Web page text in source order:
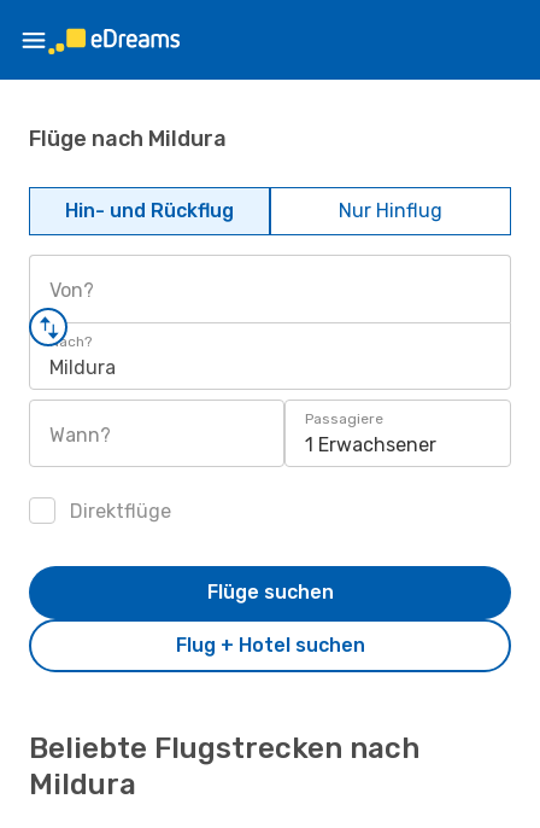
Flüge nach Mildura
Hin- und Rückflug Nur Hinflug
Von?
Nach?
Mildura
Wann?
Passagiere
1 Erwachsener
Direktflüge
Flug + Hotel suchen
Flüge suchen
Beliebte Flugstrecken nach
Mildura